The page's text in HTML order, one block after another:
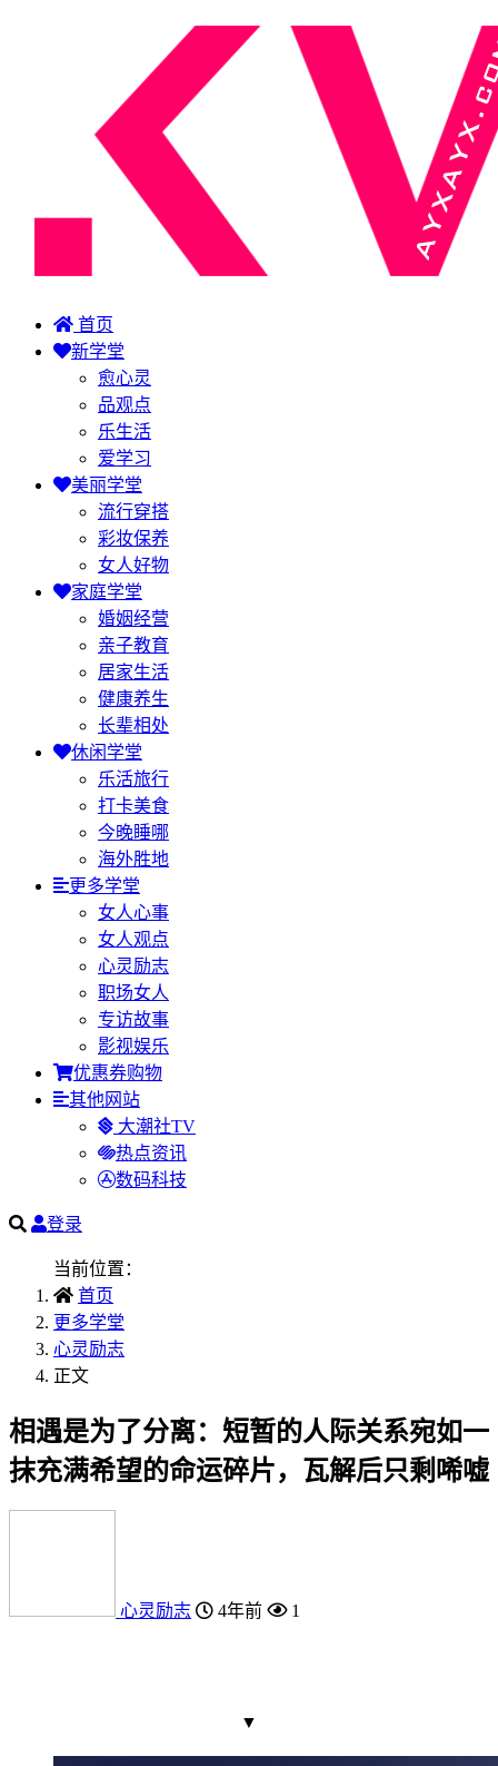
首页
新学堂
愈心灵
品观点
乐生活
爱学习
美丽学堂
流行穿搭
彩妆保养
女人好物
家庭学堂
婚姻经营
亲子教育
居家生活
健康养生
长辈相处
休闲学堂
乐活旅行
打卡美食
今晚睡哪
海外胜地
更多学堂
女人心事
女人观点
心灵励志
职场女人
专访故事
影视娱乐
优惠券购物
其他网站
大潮社TV
热点资讯
数码科技
登录
当前位置：
首页
更多学堂
心灵励志
正文
相遇是为了分离：短暂的人际关系宛如一
抹充满希望的命运碎片，瓦解后只剩唏嘘
心灵励志 4年前 1
▼